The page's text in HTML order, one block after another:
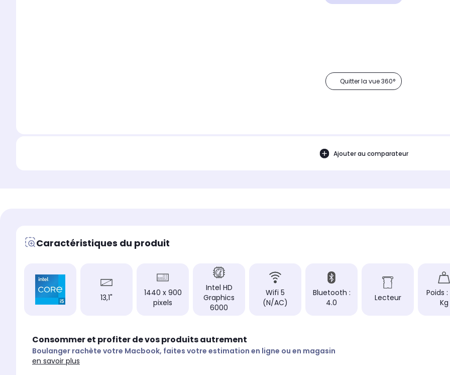
Quitter la vue 360°
Ajouter au comparateur
Caractéristiques du produit
13,1"
1440 x 900
pixels
Intel HD
Graphics
6000
Wifi 5
(N/AC)
Bluetooth :
4.0
Lecteur
Poids :
Kg
Consommer et profiter de vos produits autrement
Boulanger rachète votre Macbook, faites votre estimation en ligne ou en magasin
en savoir plus